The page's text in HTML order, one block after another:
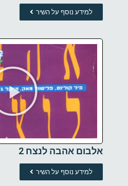
למידע נוסף על השיר
אלבום אהבה לנצח 2
למידע נוסף על השיר